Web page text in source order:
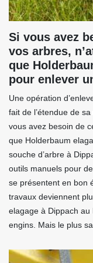
Si vous avez
vos arbres,
que
pour enlever
Une opération
fait de l’étendue de
vous avez besoin de
que Holderbaum
souche d’arbre à
outils manuels pour
se présentent en bon
travaux deviennent
elagage à Dippach
engins. Mais le plus